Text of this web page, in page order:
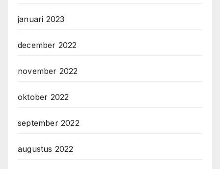
januari 2023
december 2022
november 2022
oktober 2022
september 2022
augustus 2022